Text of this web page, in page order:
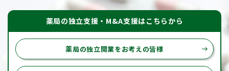
薬局の独立支援・M&A支援はこちらから
薬局の独立開業をお考えの皆様 east